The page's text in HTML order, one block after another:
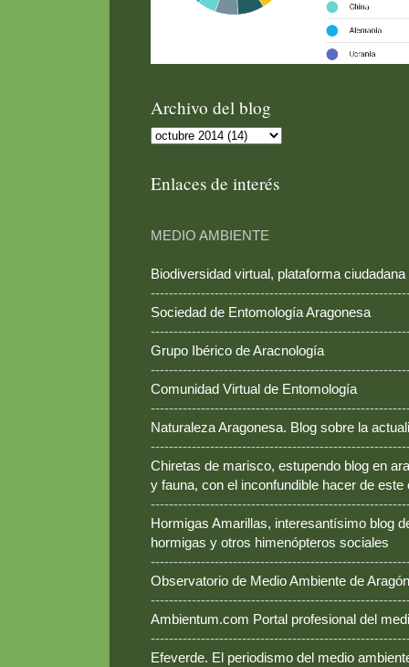
Archivo del blog
Enlaces de interés
MEDIO AMBIENTE
Biodiversidad virtual, plataforma ciudadana
Sociedad de Entomología Aragonesa
Grupo Ibérico de Aracnología
Comunidad Virtual de Entomología
Naturaleza Aragonesa. Blog sobre la
Chiretas de marisco, estupendo blog en
y fauna, con el inconfundible hacer de este
Hormigas Amarillas, interesantísimo blog
hormigas y otros himenópteros sociales
Observatorio de Medio Ambiente de Aragón
Ambientum.com Portal profesional del
Efeverde. El periodismo del medio